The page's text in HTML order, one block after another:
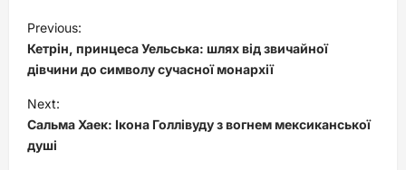
P
o
s
t
n
a
Previous:
Кетрін, принцеса Уельська: шлях від звичайної
дівчини до символу сучасної монархії
Next:
Сальма Хаек: Ікона Голлівуду з вогнем мексиканської
душі